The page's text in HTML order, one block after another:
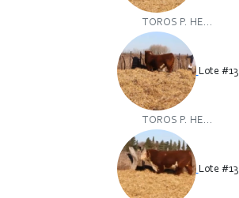
TOROS P. HE...
Lote #13
TOROS P. HE...
Lote #13